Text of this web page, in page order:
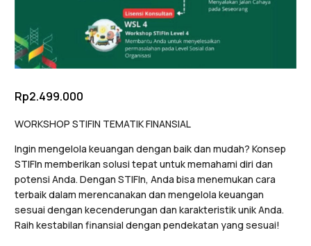
Rp2.499.000
WORKSHOP STIFIN TEMATIK FINANSIAL
Ingin mengelola keuangan dengan baik dan mudah? Konsep
STIFIn memberikan solusi tepat untuk memahami diri dan
potensi Anda. Dengan STIFIn, Anda bisa menemukan cara
terbaik dalam merencanakan dan mengelola keuangan
sesuai dengan kecenderungan dan karakteristik unik Anda.
Raih kestabilan finansial dengan pendekatan yang sesuai!